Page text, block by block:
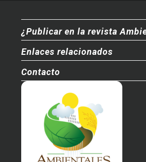
¿Publicar en la revista
Enlaces relacionados
Contacto